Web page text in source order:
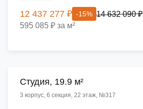
12 437 277 ₽ -15% 14 632 090 ₽
595 085 ₽ за м²
Cтудия, 19.9 м²
3 корпус, 6 секция, 22 этаж, №317